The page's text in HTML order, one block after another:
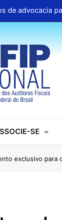
de advocacia
gigante na
de advocacia
organizaSE
exclusivo para